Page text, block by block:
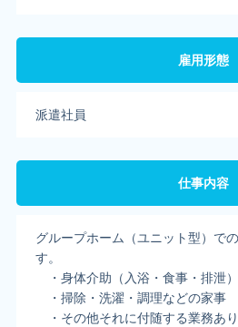
雇用形態
派遣社員
仕事内容
グループホーム（ユニット型）で
す。
・身体介助（入浴・食事・排泄）
・掃除・洗濯・調理などの家事
・その他それに付随する業務あり